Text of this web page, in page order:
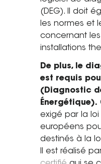
(DEG). Il doit
les normes et
concernant
installations
De plus, le
est requis
(Diagnostic
Énergétique).
exigé par la
européens
destinés à la
Il est réalisé